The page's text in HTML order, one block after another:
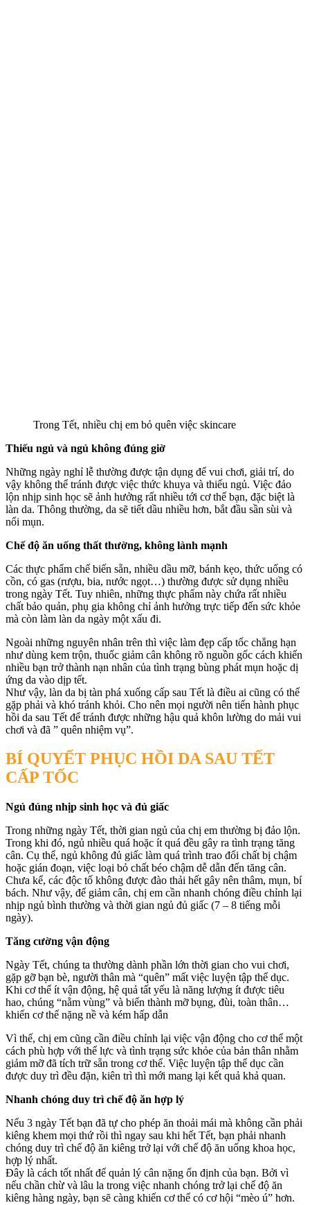
Trong Tết, nhiều chị em bỏ quên việc skincare
Thiếu ngủ và ngủ không đúng giờ
Những ngày nghỉ lễ thường được tận dụng để vui chơi, giải trí, do
vậy không thể tránh được việc thức khuya và thiếu ngủ. Việc đảo
lộn nhịp sinh học sẽ ảnh hưởng rất nhiều tới cơ thể bạn, đặc biệt là
làn da. Thông thường, da sẽ tiết dầu nhiều hơn, bắt đầu sần sùi và
nổi mụn.
Chế độ ăn uống thất thường, không lành mạnh
Các thực phẩm chế biến sẵn, nhiều dầu mỡ, bánh kẹo, thức uống có
cồn, có gas (rượu, bia, nước ngọt…) thường được sử dụng nhiều
trong ngày Tết. Tuy nhiên, những thực phẩm này chứa rất nhiều
chất bảo quản, phụ gia không chỉ ảnh hưởng trực tiếp đến sức khỏe
mà còn làm làn da ngày một xấu đi.
Ngoài những nguyên nhân trên thì việc làm đẹp cấp tốc chẳng hạn
như dùng kem trộn, thuốc giảm cân không rõ nguồn gốc cách khiến
nhiều bạn trở thành nạn nhân của tình trạng bùng phát mụn hoặc dị
ứng da vào dịp tết.
Như vậy, làn da bị tàn phá xuống cấp sau Tết là điều ai cũng có thể
gặp phải và khó tránh khỏi. Cho nên mọi người nên tiến hành phục
hồi da sau Tết để tránh được những hậu quả khôn lường do mải vui
chơi và đã ” quên nhiệm vụ”.
BÍ QUYẾT PHỤC HỒI DA SAU TẾT
CẤP TỐC
Ngủ đúng nhịp sinh học và đủ giấc
Trong những ngày Tết, thời gian ngủ của chị em thường bị đảo lộn.
Trong khi đó, ngủ nhiều quá hoặc ít quá đều gây ra tình trạng tăng
cân. Cụ thể, ngủ không đủ giấc làm quá trình trao đổi chất bị chậm
hoặc gián đoạn, việc loại bỏ chất béo chậm dễ dẫn đến tăng cân.
Chưa kể, các độc tố không được đào thải hết gây nên thâm, mụn, bí
bách. Như vậy, để giảm cân, chị em cần nhanh chóng điều chỉnh lại
nhịp ngủ bình thường và thời gian ngủ đủ giấc (7 – 8 tiếng mỗi
ngày).
Tăng cường vận động
Ngày Tết, chúng ta thường dành phần lớn thời gian cho vui chơi,
gặp gỡ bạn bè, người thân mà “quên” mất việc luyện tập thể dục.
Khi cơ thể ít vận động, hệ quả tất yếu là năng lượng ít được tiêu
hao, chúng “nằm vùng” và biến thành mỡ bụng, đùi, toàn thân…
khiến cơ thể nặng nề và kém hấp dẫn
Vì thế, chị em cũng cần điều chỉnh lại việc vận động cho cơ thể một
cách phù hợp với thể lực và tình trạng sức khỏe của bản thân nhằm
giảm mỡ đã tích trữ sẵn trong cơ thể. Việc luyện tập thể dục cần
được duy trì đều đặn, kiên trì thì mới mang lại kết quả khả quan.
Nhanh chóng duy trì chế độ ăn hợp lý
Nếu 3 ngày Tết bạn đã tự cho phép ăn thoải mái mà không cần phải
kiêng khem mọi thứ rồi thì ngay sau khi hết Tết, bạn phải nhanh
chóng duy trì chế độ ăn kiêng trở lại với chế độ ăn uống khoa học,
hợp lý nhất.
Đây là cách tốt nhất để quản lý cân nặng ổn định của bạn. Bởi vì
nếu chần chừ và lâu la trong việc nhanh chóng trở lại chế độ ăn
kiêng hàng ngày, bạn sẽ càng khiến cơ thể có cơ hội “mèo ú” hơn.